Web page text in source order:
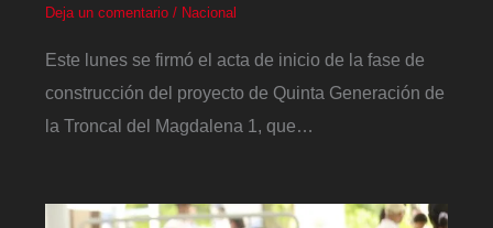
Deja un comentario / Nacional
Este lunes se firmó el acta de inicio de la fase de
construcción del proyecto de Quinta Generación de
la Troncal del Magdalena 1, que…